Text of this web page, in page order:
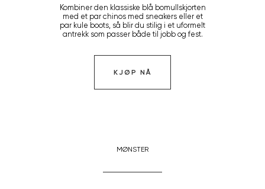
Kombiner den klassiske blå bomullskjorten
med et par chinos med sneakers eller et
par kule boots, så blir du stilig i et uformelt
antrekk som passer både til jobb og fest.
KJØP NÅ
MØNSTER